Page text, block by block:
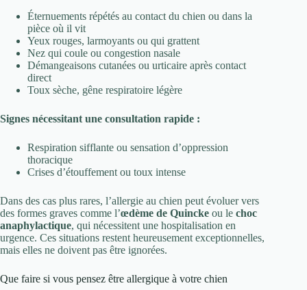
Éternuements répétés au contact du chien ou dans la
pièce où il vit
Yeux rouges, larmoyants ou qui grattent
Nez qui coule ou congestion nasale
Démangeaisons cutanées ou urticaire après contact
direct
Toux sèche, gêne respiratoire légère
Signes nécessitant une consultation rapide :
Respiration sifflante ou sensation d’oppression
thoracique
Crises d’étouffement ou toux intense
Dans des cas plus rares, l’allergie au chien peut évoluer vers
des formes graves comme l’œdème de Quincke ou le choc
anaphylactique, qui nécessitent une hospitalisation en
urgence. Ces situations restent heureusement exceptionnelles,
mais elles ne doivent pas être ignorées.
Que faire si vous pensez être allergique à votre chien